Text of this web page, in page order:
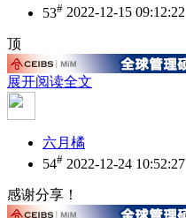
53# 2022-12-15 09:12:22
顶
展开阅读全文
六月橘
54# 2022-12-24 10:52:27
感谢分享！